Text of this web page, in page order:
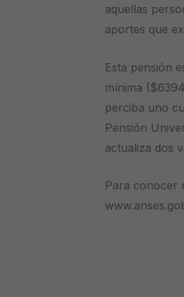
aquellas
aportes que
Esta pensión
mínima
perciba uno
Pensión
actualiza dos
Para conocer